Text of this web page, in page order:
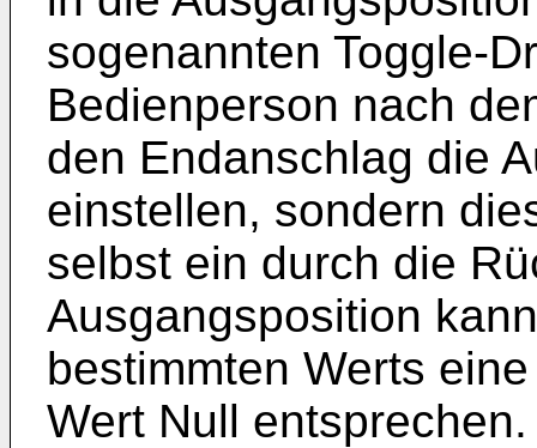
sogenannten Toggle-
Bedienperson nach
den Endanschlag die
einstellen, sondern
selbst ein durch die
Ausgangsposition
bestimmten Werts
Wert Null entsprechen.